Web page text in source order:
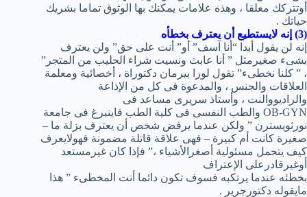
أوتتركك معلقا ، وهذه علامات يمكنك بها الوثوق تماما بشريك
حياتك .
(3) إنه لايستطيع أن يعترف بخطأه
إنه لن يقول أبدا “أنا آسف” أو” أنت على حق” ولن يعترف
بشىء صغيرمثل ” أنا عابث ونسيت شراء الحليب من المتجر”
، ” كلنا نخطىء” تقول لورا بيرمان دكتوراة ، أخصائية ومعلمة
العلاقات والجنس ، والمدعوة فى كل من الإذاعة
والراديووالنت ، وأستاذ سريرى مساعد فى
OB-GYN والطب النفسى فى كلية الطب فاينبرغ فى جامعة
نورثويسترن ” ولكن عندما يرفض شخص أن يعترف بزلة ما –
صغيرة كانت أم كبيرة – فهى علاقة قاتلة مضمونة فهولايعرف
كيف يتحمل مسئولية أصغرالأشياء ،” فإذا كان غيرمستعد
أوغيرقادرعلى الإعتراف
بخطئه عندما يرتكبه فسوف تكون دائما أنت المخطىء ” هذا
مايقوله دكتورجرير .